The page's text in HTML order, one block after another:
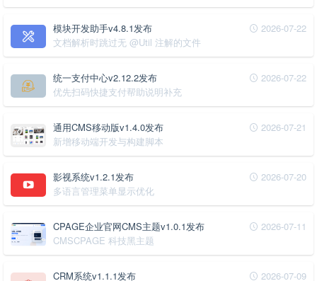
2026-07-22
模块开发助手v4.8.1发布
文档解析时跳过无 @Util 注解的文件
2026-07-22
统一支付中心v2.12.2发布
优先扫码快捷支付帮助说明补充
2026-07-21
通用CMS移动版v1.4.0发布
新增移动端开发与构建脚本
2026-07-20
影视系统v1.2.1发布
多语言管理菜单显示优化
2026-07-11
CPAGE企业官网CMS主题v1.0.1发布
CMSCPAGE 科技黑主题
2026-07-09
CRM系统v1.1.1发布